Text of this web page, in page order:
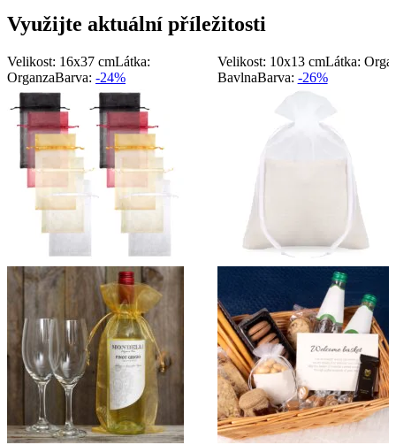
Využijte aktuální příležitosti
Velikost: 16x37 cmLátka:
OrganzaBarva: -24%
Velikost: 10x13 cmLátka:
BavlnaBarva: -26%